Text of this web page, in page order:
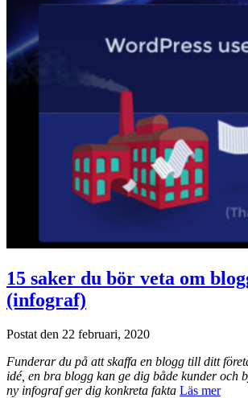
15 saker du bör veta om
(infograf)
Postat den 22 februari, 2020
Funderar du på att skaffa en blogg till ditt
idé, en bra blogg kan ge dig både kunder och
ny infograf ger dig konkreta fakta Läs mer